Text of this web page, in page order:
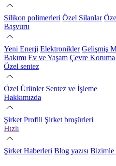
Silikon polimerleri Özel Silanlar
Başvuru
Yeni Enerji Elektronikler Gelişmiş
Bakımı Ev ve Yaşam Çevre Koruma
Özel sentez
Özel Ürünler Sentez ve İşleme
Hakkımızda
Şirket Profili Şirket broşürleri
Hızlı
Şirket Haberleri Blog yazısı Bizimle